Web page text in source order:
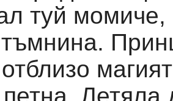
туй